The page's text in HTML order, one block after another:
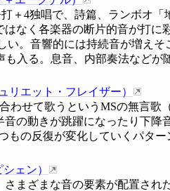
＋4独唱で、詩篇、ランボオ
はなく各楽器の断片的音が打
い。音響的には持続音が増え
入る。息音、内部奏法などが
リエット・フレイザー）
わせて歌うというMSの無言
の動きが跳躍になったり下降
もの反復が変化していくパタ
シェン）
さまざまな音の要素が配置さ